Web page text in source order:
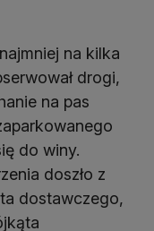
na kilka
drogi,
na pas
do winy.
doszło z
dostawczego,